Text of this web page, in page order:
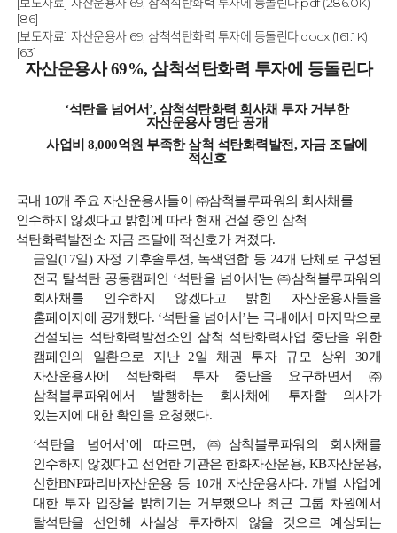
[86]
[보도자료] 자산운용사 69, 삼척석탄화력 투자에 등돌린다.docx (161.1K)
[63]
자산운용사 69%, 삼척석탄화력 투자에 등돌린다
‘석탄을 넘어서’, 삼척석탄화력 회사채 투자 거부한
자산운용사 명단 공개
사업비 8,000억원 부족한 삼척 석탄화력발전,자금 조달에
적신호
국내 10개 주요 자산운용사들이 ㈜삼척블루파워의 회사채를
인수하지 않겠다고 밝힘에 따라 현재 건설 중인 삼척
석탄화력발전소 자금 조달에 적신호가 켜졌다.
금일(17일) 자정 기후솔루션 , 녹색연합 등 24개 단체로 구성된
전국 탈석탄 공동캠페인 ‘석탄을 넘어서'는 ㈜삼척블루파워의
회사채를
인수하지 않겠다고 밝힌
자산운용사들을
홈페이지 에 공개했다. ‘석탄을 넘어서’는 국내에서 마지막으로
건설되는 석탄화력발전소인 삼척 석탄화력사업 중단을 위한
캠페인의
일환으로 지난2일 채권 투자 규모 상위 30개
자산운용사에
석탄화력 투자 중단을 요구하면서
㈜
삼척블루파워에서
발행하는 회사채에 투자할
의사가
있는지에 대한 확인을 요청했다.
‘석탄을 넘어서’에 따르면, ㈜삼척블루파워의
회사채를
인수하지 않겠다고 선언한 기관은 한화자산운용, KB자산운용,
신한BNP파리바자산운용 등 10개 자산운용사다. 개별 사업에
대한 투자 입장을 밝히기는 거부했으나 최근 그룹 차원에서
탈석탄을
선언해 사실상 투자하지 않을 것으로
예상되는